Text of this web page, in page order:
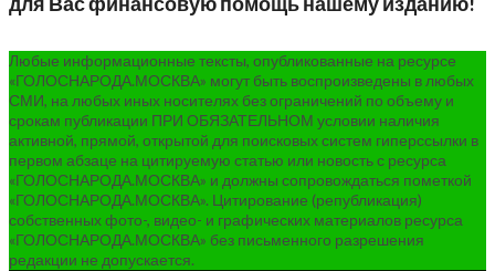
Любые информационные тексты, опубликованные на ресурсе
«ГОЛОСНАРОДА.МОСКВА» могут быть воспроизведены в любых
СМИ, на любых иных носителях без ограничений по объему и
срокам публикации ПРИ ОБЯЗАТЕЛЬНОМ условии наличия
активной, прямой, открытой для поисковых систем гиперссылки в
первом абзаце на цитируемую статью или новость с ресурса
«ГОЛОСНАРОДА.МОСКВА» и должны сопровождаться пометкой
«ГОЛОСНАРОДА.МОСКВА». Цитирование (републикация)
собственных фото-, видео- и графических материалов ресурса
«ГОЛОСНАРОДА.МОСКВА» без письменного разрешения
редакции не допускается.